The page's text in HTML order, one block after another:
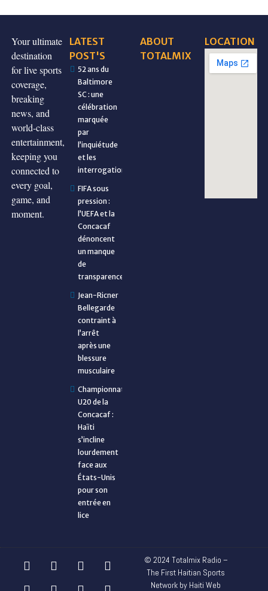
Your ultimate
destination
for live sports
coverage,
breaking
news, and
world-class
entertainment,
keeping you
connected to
every goal,
game, and
moment.
LATEST
POST'S
52 ans du
Baltimore
SC : une
célébration
marquée
par
l’inquiétude
et les
interrogations
FIFA sous
pression :
l’UEFA et la
Concacaf
dénoncent
un manque
de
transparence
Jean-Ricner
Bellegarde
contraint à
l’arrêt
après une
blessure
musculaire
Championnat
U20 de la
Concacaf :
Haïti
s’incline
lourdement
face aux
États-Unis
pour son
entrée en
lice
ABOUT
TOTALMIX
LOCATION
© 2024 Totalmix Radio –
The First Haitian Sports
Network by Haiti Web